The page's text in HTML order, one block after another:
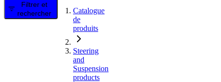
Filtrer et
rechercher
Catalogue
de
produits
Steering
and
Suspension
products